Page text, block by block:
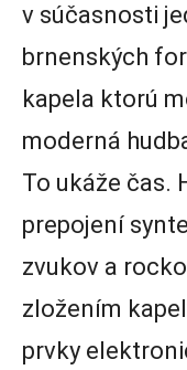
v súčasnosti
brnenských
kapela ktorú
moderná
To ukáže čas.
prepojení
zvukov a
zložením
prvky